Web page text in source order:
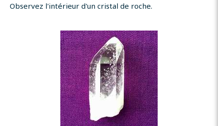
Observez l'intérieur d'un cristal de roche.